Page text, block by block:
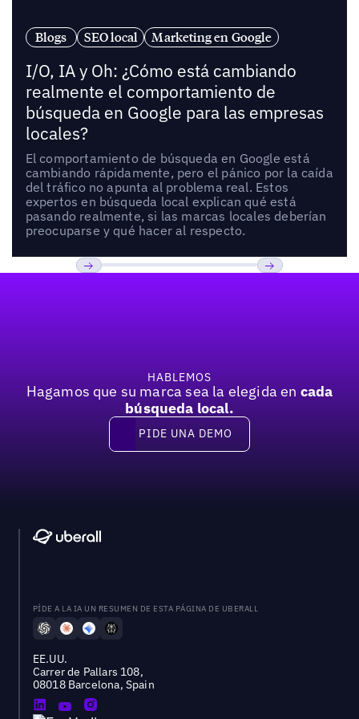
Blogs SEO local Marketing en Google
I/O, IA y Oh: ¿Cómo está cambiando
realmente el comportamiento de
búsqueda en Google para las empresas
locales?
El comportamiento de búsqueda en Google está
cambiando rápidamente, pero el pánico por la caída
del tráfico no apunta al problema real. Estos
expertos en búsqueda local explican qué está
pasando realmente, si las marcas locales deberían
preocuparse y qué hacer al respecto.
HABLEMOS
Hagamos que su marca sea la elegida en cada
búsqueda local.
Pide una demo
PIDE UNA DEMO
PÍDE A LA IA UN RESUMEN DE ESTA PÁGINA DE UBERALL
EE.UU.
Carrer de Pallars 108,
08018 Barcelona, Spain